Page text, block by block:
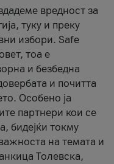
вредност за
туку и преку
избори. Safe
тоа е
и безбедна
и почитта
Особено ја
партнери кои се
бидејќи токму
на темата и
Толевска,